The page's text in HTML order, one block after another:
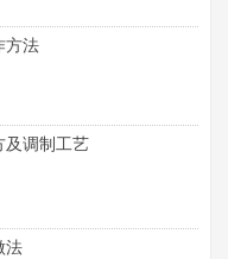
方法
及调制工艺
法